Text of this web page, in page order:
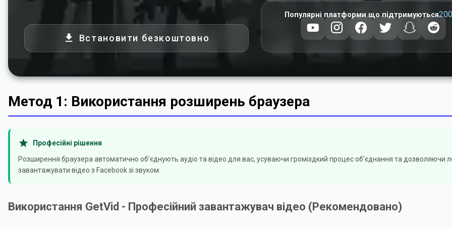
Встановити безкоштовно
Популярні платформи що підтримуються
Метод 1: Використання розширень браузера
Професійні рішення
Розширення браузера автоматично об’єднують аудіо та відео для вас, усуваючи громіздкий процес об’єднання та дозволяючи
завантажувати відео з Facebook зі звуком.
Використання GetVid - Професійний завантажувач відео (Рекомендовано)